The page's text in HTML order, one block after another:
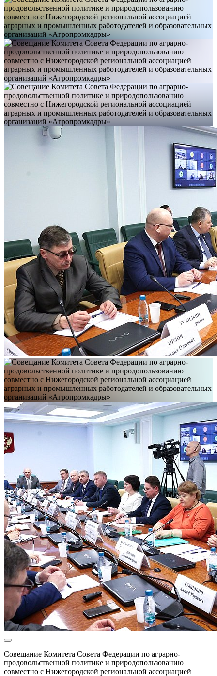
Совещание Комитета Совета Федерации по аграрно-
продовольственной политике и природопользованию
совместно с Нижегородской региональной ассоциацией